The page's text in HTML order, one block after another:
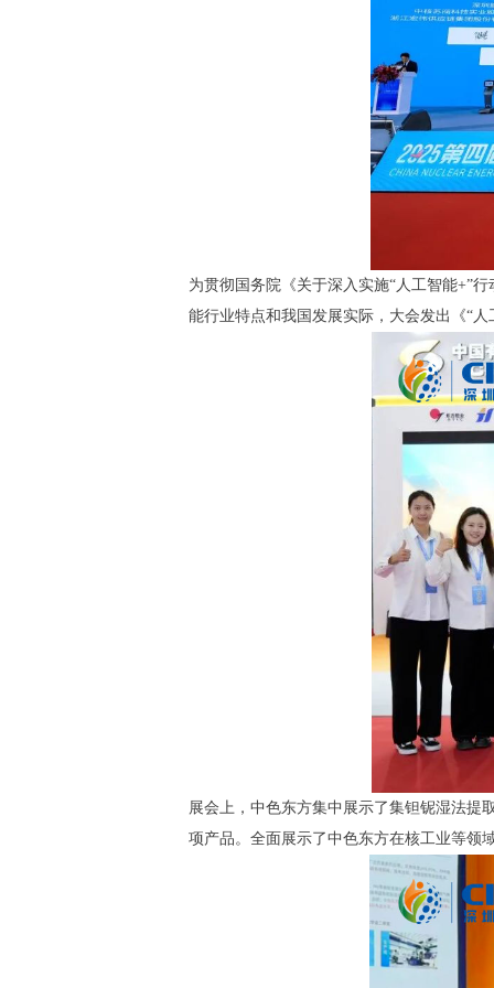
为贯彻国务院《关于深入实施“人工智能+”
能行业特点和我国发展实际，大会发出《“
展会上，中色东方集中展示了集钽铌湿法提
项产品。全面展示了中色东方在核工业等领